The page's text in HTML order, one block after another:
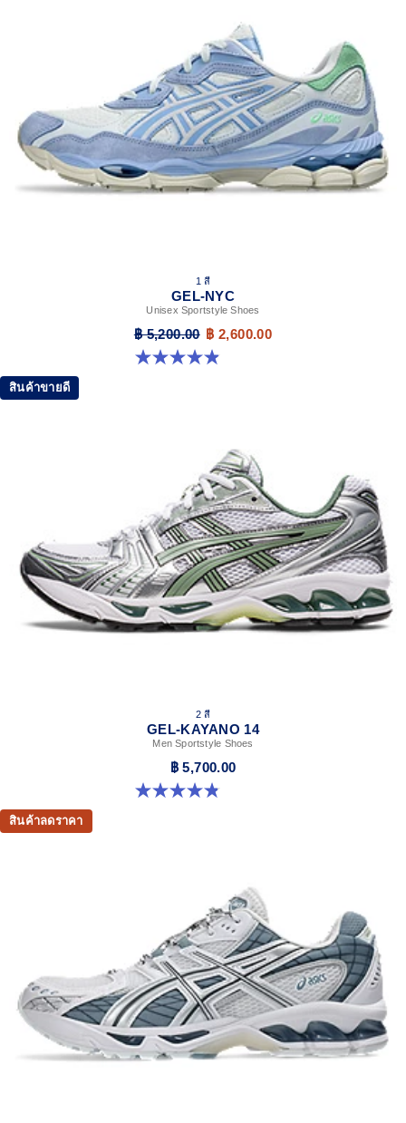
1 สี
GEL-NYC
Unisex Sportstyle Shoes
฿ 5,200.00 ฿ 2,600.00
4.9 จาก 5 ดาว 73 รีวิว
สินค้าขายดี
2 สี
GEL-KAYANO 14
Men Sportstyle Shoes
฿ 5,700.00
4.9 จาก 5 ดาว 1162 รีวิว
สินค้าลดราคา